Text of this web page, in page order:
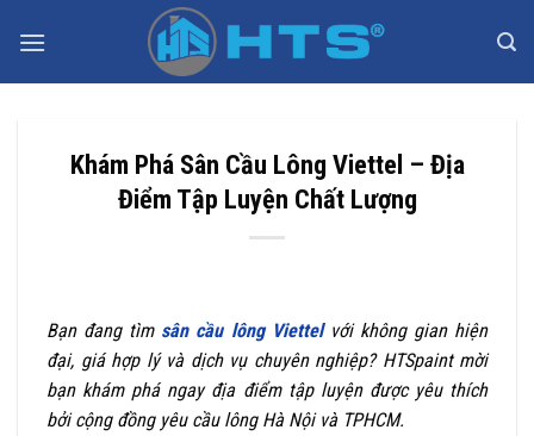
qua
Khám Phá Sân Cầu Lông Viettel – Địa
Điểm Tập Luyện Chất Lượng
Bạn đang tìm sân cầu lông Viettelvới không gian hiện
đại, giá hợp lý và dịch vụ chuyên nghiệp? HTSpaint mời
bạn khám phá ngay địa điểm tập luyện được yêu thích
bởi cộng đồng yêu cầu lông Hà Nội và TPHCM.